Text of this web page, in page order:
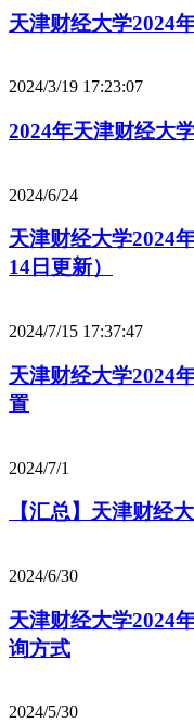
天津财经大学2024
2024/3/19 17:23:07
2024年天津财经大
2024/6/24
天津财经大学2024
14日更新）
2024/7/15 17:37:47
天津财经大学2024
置
2024/7/1
【汇总】天津财经
2024/6/30
天津财经大学2024
询方式
2024/5/30